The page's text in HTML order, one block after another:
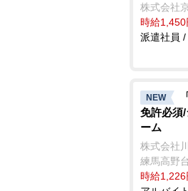
株式会社
時給1,450
派遣社員 /
NEW
免許必須
ーム
株式会社
練馬高野
時給1,226